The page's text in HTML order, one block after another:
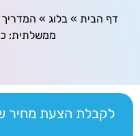
דף הבית » בלוג »
ממשלתית:
לקבלת הצעת מחיר